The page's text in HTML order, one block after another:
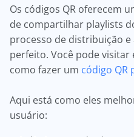
Os códigos QR oferecem
de compartilhar playlists
processo de distribuição
perfeito. Você pode
como fazer um código QR
Aqui está como eles
usuário: